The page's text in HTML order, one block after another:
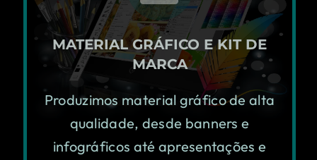
MATERIAL GRÁFICO E KIT DE
MARCA
Produzimos material gráfico de alta
qualidade, desde banners e
infográficos até apresentações e